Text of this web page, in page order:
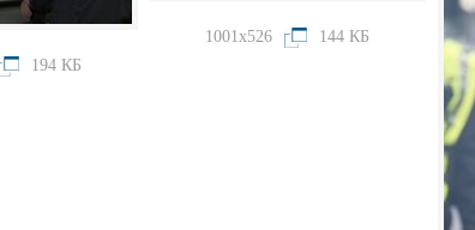
194 КБ
1001x526 144 КБ